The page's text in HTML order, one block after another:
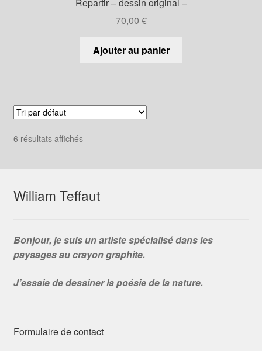
70,00 €
Ajouter au panier
6 résultats affichés
William Teffaut
Bonjour, je suis un artiste spécialisé dans les
paysages au crayon graphite.
J’essaie de dessiner la poésie de la nature.
Formulaire de contact